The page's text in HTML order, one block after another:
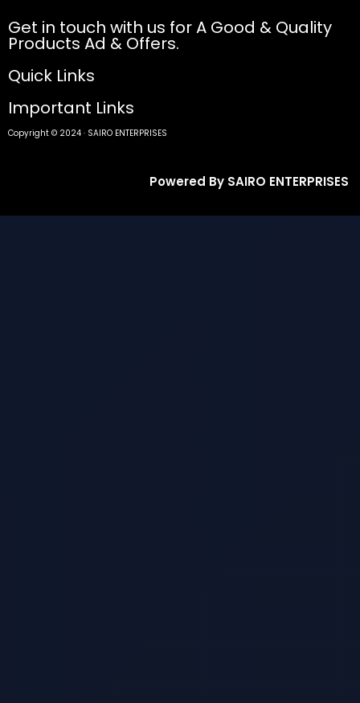
Get in touch with us for A Good & Quality
Products Ad & Offers.
Quick Links
Important Links
Copyright © 2024 · SAIRO ENTERPRISES
Powered By SAIRO ENTERPRISES